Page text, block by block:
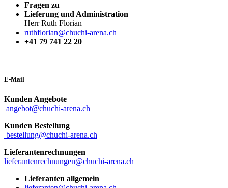
Fragen zu
Lieferung und Administration
Herr Ruth Florian
ruthflorian@chuchi-arena.ch
+41 79 741 22 20
E-Mail
Kunden Angebote
angebot@chuchi-arena.ch
Kunden Bestellung
bestellung@chuchi-arena.ch
Lieferantenrechnungen
lieferantenrechnungen@chuchi-arena.ch
Lieferanten allgemein